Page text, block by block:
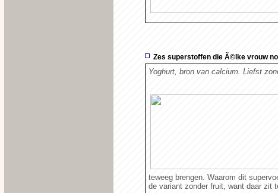
Zes superstoffen die Ã©lke vrouw
Yoghurt, bron van calcium. Liefst
teweeg brengen. Waarom dit
de variant zonder fruit, want daar zit